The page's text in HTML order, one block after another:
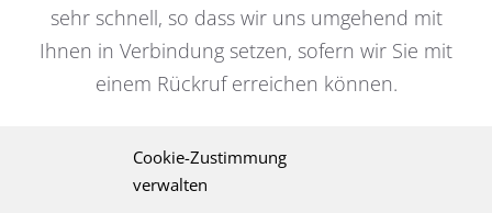
Cookie-Zustimmung
verwalten
sehr schnell, so dass wir uns umgehend mit
Ihnen in Verbindung setzen, sofern wir Sie mit
einem Rückruf erreichen können.
Managementberatung Lebensmittel